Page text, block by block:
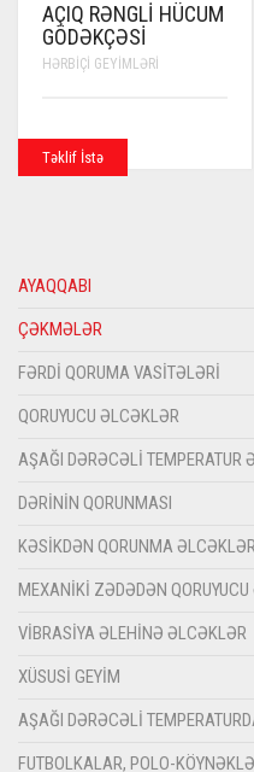
AÇIQ RƏNGLI HÜCUM
GÖDƏKÇƏSI
HƏRBIÇI GEYIMLƏRI
Təklif İstə
AYAQQABI
ÇƏKMƏLƏR
FƏRDI QORUMA VASITƏLƏRI
QORUYUCU ƏLCƏKLƏR
AŞAĞI DƏRƏCƏLI
DƏRININ QORUNMASI
KƏSIKDƏN QORUNMA
MEXANIKI ZƏDƏDƏN
VIBRASIYA ƏLEHINƏ ƏLCƏKLƏR
XÜSUSI GEYIM
AŞAĞI DƏRƏCƏLI
FUTBOLKALAR, POLO-